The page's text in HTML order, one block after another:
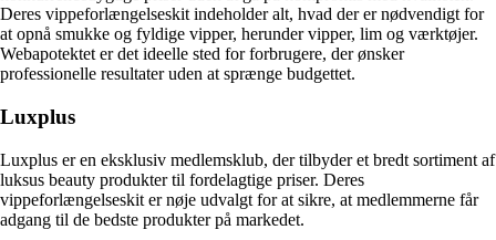
Deres vippeforlængelseskit indeholder alt, hvad der er nødvendigt for
at opnå smukke og fyldige vipper, herunder vipper, lim og værktøjer.
Webapotektet er det ideelle sted for forbrugere, der ønsker
professionelle resultater uden at sprænge budgettet.
Luxplus
Luxplus er en eksklusiv medlemsklub, der tilbyder et bredt sortiment af
luksus beauty produkter til fordelagtige priser. Deres
vippeforlængelseskit er nøje udvalgt for at sikre, at medlemmerne får
adgang til de bedste produkter på markedet.